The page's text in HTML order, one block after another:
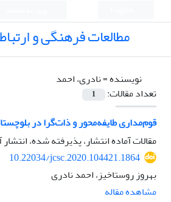
مطالعات فرهنگی و
نویسنده =نادری، احمد
تعداد مقالات:
1
قوم‌مداری طایفه‌محور و ذات‌گرا در
مقالات آماده انتشار، پذیرفته شده، انتشار
10.22034/jcsc.2020.104421.1864
بهروز روستاخیز، احمد نادری
مشاهده مقاله